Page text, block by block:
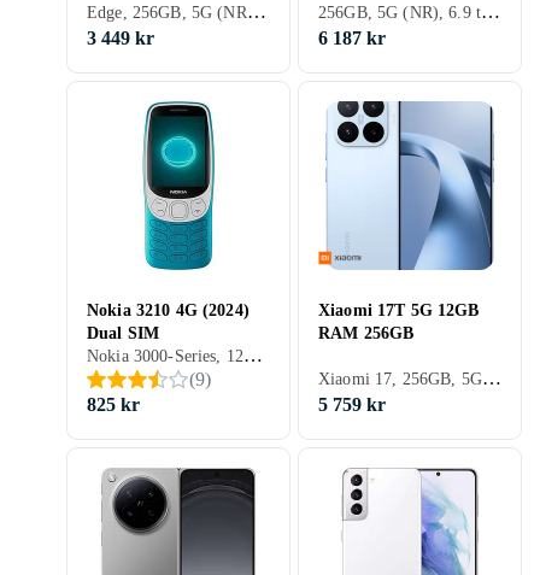
Edge, 256GB, 5G (NR), 6.36 tum, 12GB, 2025
3 449 kr
256GB, 5G (NR), 6.9 tum, 8GB, 2025
6 187 kr
Nokia 3210 4G (2024)
Dual SIM
Nokia 3000-Series, 128MB, 2.4 tum, 64MB, 2024
(9)
825 kr
Xiaomi 17T 5G 12GB
RAM 256GB
Xiaomi 17, 256GB, 5G (NR), 6.59 tum, 12GB
5 759 kr